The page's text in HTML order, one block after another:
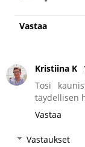
Vastaa
Kristiina K
Tosi
täydellisen
Vastaa
Vastaukset